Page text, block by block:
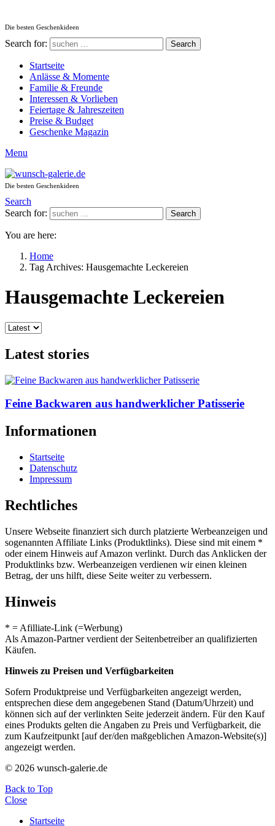
Die besten Geschenkideen
Search for: Search
Startseite
Anlässe & Momente
Familie & Freunde
Interessen & Vorlieben
Feiertage & Jahreszeiten
Preise & Budget
Geschenke Magazin
Menu
Die besten Geschenkideen
Search
Search for:
Search
You are here:
Home
Tag Archives: Hausgemachte Leckereien
Hausgemachte Leckereien
Latest stories
Feine Backwaren aus handwerklicher Patisserie
Informationen
Startseite
Datenschutz
Impressum
Rechtliches
Unsere Webseite finanziert sich durch platzierte Werbeanzeigen und
sogenannten Affiliate Links (Produktlinks). Diese sind mit einem *
oder einem Hinweis auf Amazon verlinkt. Durch das Anklicken der
Produktlinks bzw. Werbeanzeigen verdienen wir einen kleinen
Betrag, der uns hilft, diese Seite weiter zu verbessern.
Hinweis
* = Afilliate-Link (=Werbung)
Als Amazon-Partner verdient der Seitenbetreiber an qualifizierten
Käufen.
Hinweis zu Preisen und Verfügbarkeiten
Sofern Produktpreise und Verfügbarkeiten angezeigt werden,
entsprechen diese dem angegebenen Stand (Datum/Uhrzeit) und
können sich auf der verlinkten Seite jederzeit ändern. Für den Kauf
eines Produkts gelten die Angaben zu Preis und Verfügbarkeit, die
zum Kaufzeitpunkt [auf der/den maßgeblichen Amazon-Website(s)]
angezeigt werden.
© 2026 wunsch-galerie.de
Back to Top
Close
Startseite